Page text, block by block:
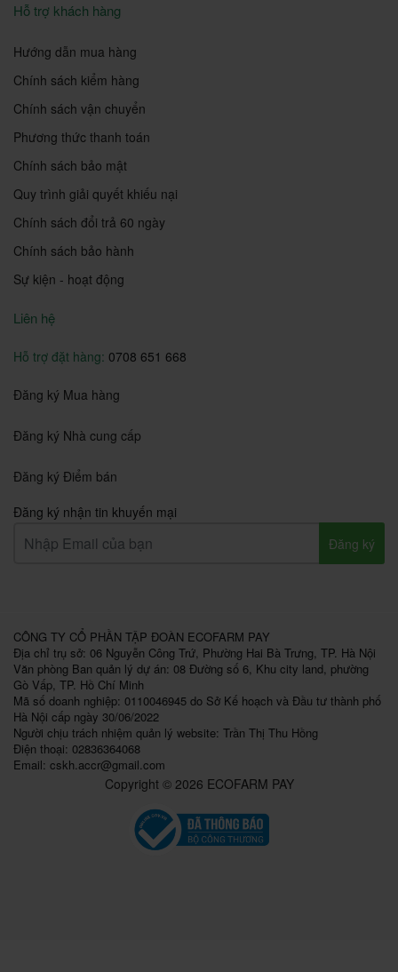
Hỗ trợ khách hàng
Hướng dẫn mua hàng
Chính sách kiểm hàng
Chính sách vận chuyển
Phương thức thanh toán
Chính sách bảo mật
Quy trình giải quyết khiếu nại
Chính sách đổi trả 60 ngày
Chính sách bảo hành
Sự kiện - hoạt động
Liên hệ
Hỗ trợ đặt hàng: 0708 651 668
Đăng ký Mua hàng
Đăng ký Nhà cung cấp
Đăng ký Điểm bán
Đăng ký nhận tin khuyến mại
Đăng ký
CÔNG TY CỔ PHẦN TẬP ĐOÀN ECOFARM PAY
Địa chỉ trụ sở: 06 Nguyễn Công Trứ, Phường Hai Bà Trưng, TP. Hà Nội
Văn phòng Ban quản lý dự án: 08 Đường số 6, Khu city land, phường
Gò Vấp, TP. Hồ Chí Minh
Mã số doanh nghiệp: 0110046945 do Sở Kế hoạch và Đầu tư thành phố
Hà Nội cấp ngày 30/06/2022
Người chịu trách nhiệm quản lý website: Trần Thị Thu Hồng
Điện thoại: 02836364068
Email: cskh.accr@gmail.com
Copyright © 2026 ECOFARM PAY